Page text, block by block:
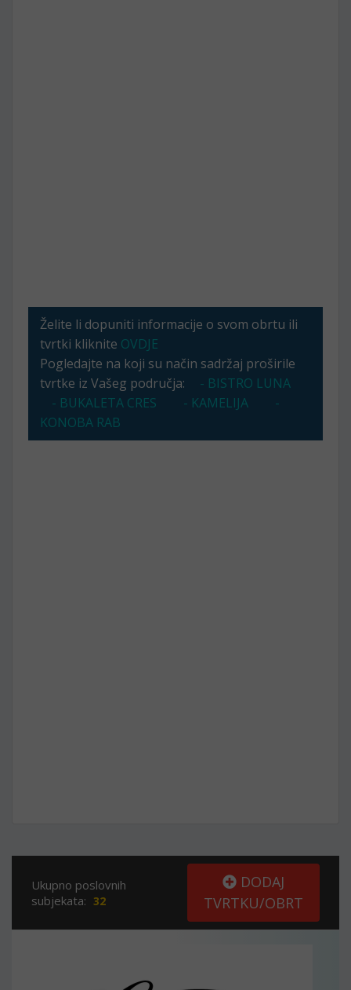
Želite li dopuniti informacije o svom obrtu ili
tvrtki kliknite OVDJE
Pogledajte na koji su način sadržaj proširile
tvrtke iz Vašeg područja:
- BISTRO LUNA
- BUKALETA CRES
- KAMELIJA
-
KONOBA RAB
Ukupno poslovnih
subjekata: 32
DODAJ
TVRTKU/OBRT